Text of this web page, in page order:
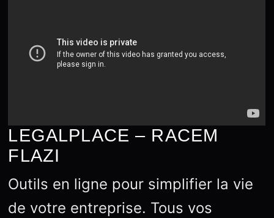
LEGALPLACE – RACEM
FLAZI
Outils en ligne pour simplifier la vie
de votre entreprise. Tous vos